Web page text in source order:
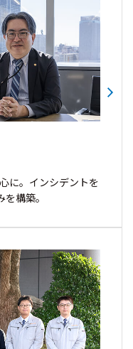
に。インシデントを
構築。